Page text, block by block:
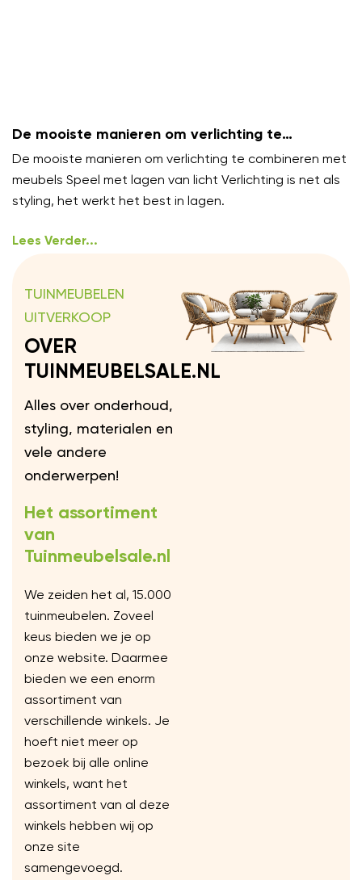
De mooiste manieren om verlichting te
combineren met meubels
De mooiste manieren om verlichting te combineren met
meubels Speel met lagen van licht Verlichting is net als
styling, het werkt het best in lagen.
Lees Verder...
TUINMEUBELEN
UITVERKOOP
OVER
TUINMEUBELSALE.NL
Alles over onderhoud,
styling, materialen en
vele andere
onderwerpen!
Het assortiment
van
Tuinmeubelsale.nl
We zeiden het al, 15.000
tuinmeubelen. Zoveel
keus bieden we je op
onze website. Daarmee
bieden we een enorm
assortiment van
verschillende winkels. Je
hoeft niet meer op
bezoek bij alle online
winkels, want het
assortiment van al deze
winkels hebben wij op
onze site
samengevoegd.